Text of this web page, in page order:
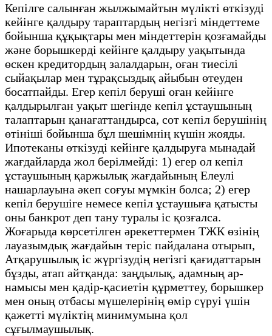
Кепілге салынған жылжымайтын мүлікті өткізуді
кейінге қалдыру тараптардың негізгі міндеттеме
бойынша құқықтары мен міндеттерін қозғамайды
және борышкерді кейінге қалдыру уақытында
өскен кредитордың залалдарын, оған тиесілі
сыйақылар мен тұрақсыздық айыбын өтеуден
босатпайды. Егер кепіл беруші оған кейінге
қалдырылған уақыт шегінде кепіл ұстаушының
талаптарын қанағаттандырса, сот кепіл берушінің
өтініші бойынша бұл шешімнің күшін жояды.
Ипотеканы өткізуді кейінге қалдыруға мынадай
жағдайларда жол берілмейді: 1) егер ол кепіл
ұстаушының қаржылық жағдайының Елеулі
нашарлауына әкеп соғуы мүмкін болса; 2) егер
кепіл берушіге немесе кепіл ұстаушыға қатысты
оны банкрот деп тану туралы іс қозғалса.
Жоғарыда көрсетілген әрекеттермен ТЖК өзінің
лауазымдық жағдайын теріс пайдалана отырып,
Атқарушылық іс жүргізудің негізгі қағидаттарын
бұзды, атап айтқанда: заңдылық, адамның ар-
намысы мен қадір-қасиетін құрметтеу, борышкер
мен оның отбасы мүшелерінің өмір сүруі үшін
қажетті мүліктің минимумына қол
сұғылмаушылық.